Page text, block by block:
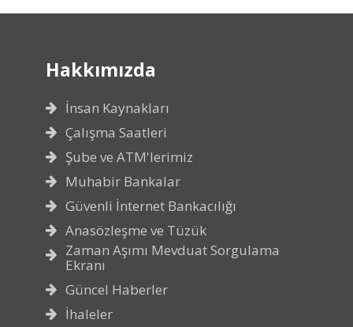
Hakkımızda
İnsan Kaynakları
Çalışma Saatleri
Şube ve ATM'lerimiz
Muhabir Bankalar
Güvenli İnternet Bankacılığı
Anasözleşme ve Tüzük
Zaman Aşımı Mevduat Sorgulama
Ekranı
Güncel Haberler
İhaleler